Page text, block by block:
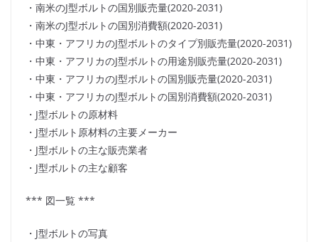
・南米のJ型ボルトの国別販売量(2020-2031)
・南米のJ型ボルトの国別消費額(2020-2031)
・中東・アフリカのJ型ボルトのタイプ別販売量(2020-2031)
・中東・アフリカのJ型ボルトの用途別販売量(2020-2031)
・中東・アフリカのJ型ボルトの国別販売量(2020-2031)
・中東・アフリカのJ型ボルトの国別消費額(2020-2031)
・J型ボルトの原材料
・J型ボルト原材料の主要メーカー
・J型ボルトの主な販売業者
・J型ボルトの主な顧客
*** 図一覧 ***
・J型ボルトの写真